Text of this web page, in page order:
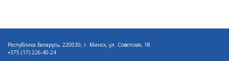
Республика Беларусь, 220030, г. Минск, ул. Советская, 18
+375 (17) 226-40-24